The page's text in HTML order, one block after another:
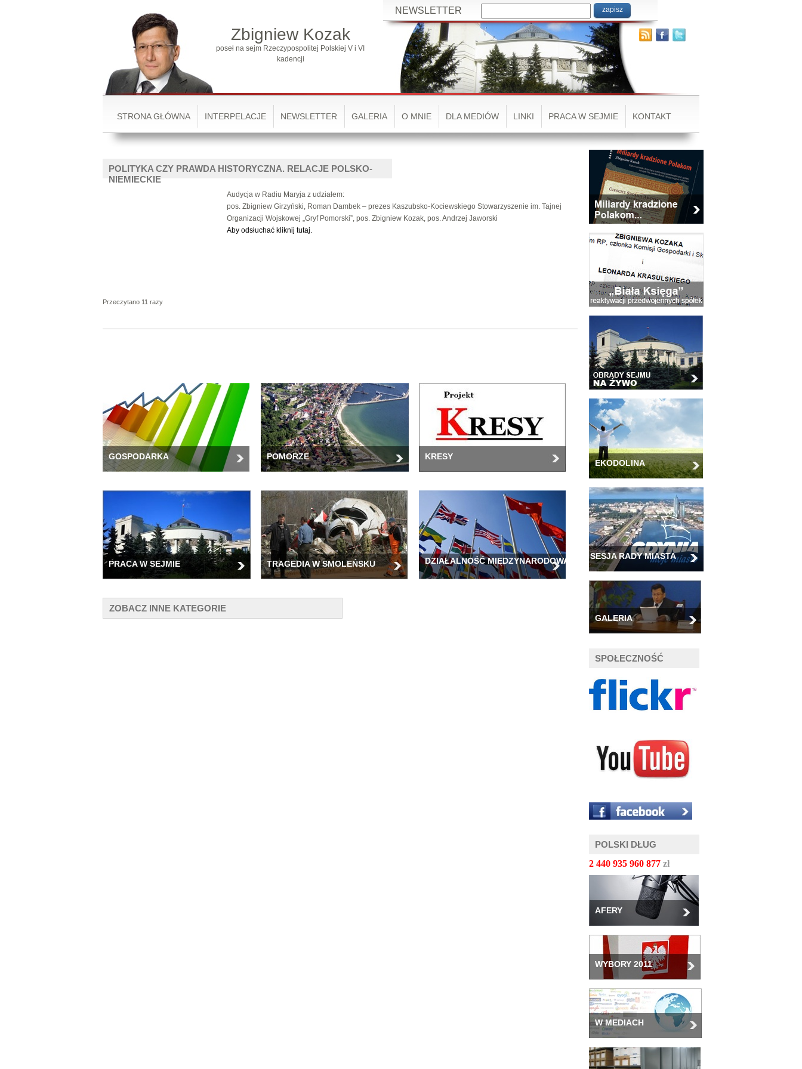
Zbigniew Kozak
poseł na sejm Rzeczypospolitej Polskiej V i VI
kadencji
NEWSLETTER
STRONA GŁÓWNA INTERPELACJE NEWSLETTER GALERIA O MNIE DLA MEDIÓW LINKI PRACA W SEJMIE KONTAKT
POLITYKA CZY PRAWDA HISTORYCZNA. RELACJE POLSKO-
NIEMIECKIE
Audycja w Radiu Maryja z udziałem:
pos. Zbigniew Girzyński, Roman Dambek – prezes Kaszubsko-Kociewskiego Stowarzyszenie im. Tajnej
Organizacji Wojskowej „Gryf Pomorski”, pos. Zbigniew Kozak, pos. Andrzej Jaworski
Aby odsłuchać kliknij tutaj.
Przeczytano 11 razy
GOSPODARKA POMORZE KRESY
PRACA W SEJMIE TRAGEDIA W SMOLEŃSKU DZIAŁALNOŚĆ MIĘDZYNARODOWA
ZOBACZ INNE KATEGORIE
EKODOLINA
SESJA RADY MIASTA
GALERIA
SPOŁECZNOŚĆ
POLSKI DŁUG
2 440 935 962 919 zł
AFERY
WYBORY 2011
W MEDIACH